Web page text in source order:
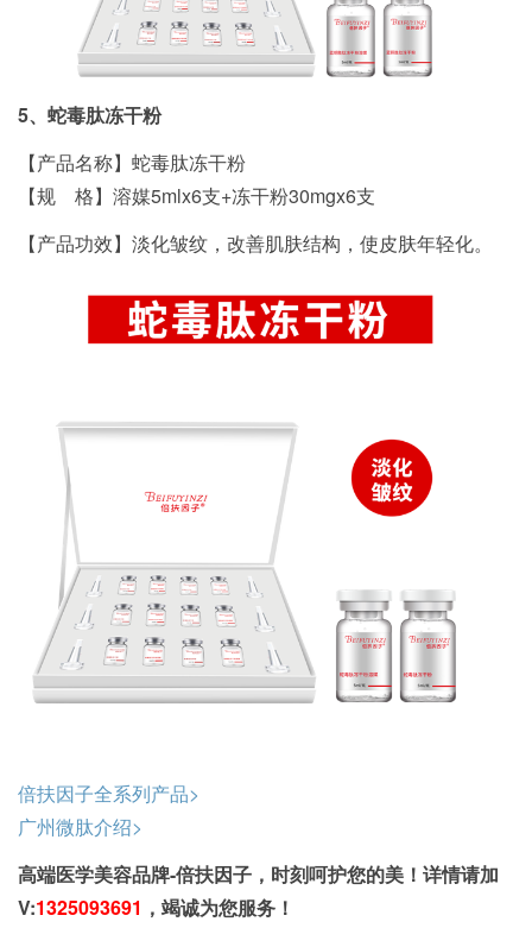
5、蛇毒肽冻干粉
【产品名称】蛇毒肽冻干粉
【规 格】溶媒5mlx6支+冻干粉30mgx6支
【产品功效】淡化皱纹，改善肌肤结构，使皮肤年轻化。
倍扶因子全系列产品>
广州微肽介绍>
高端医学美容品牌-倍扶因子，时刻呵护您的美！详情请加
V:1325093691 ，竭诚为您服务！